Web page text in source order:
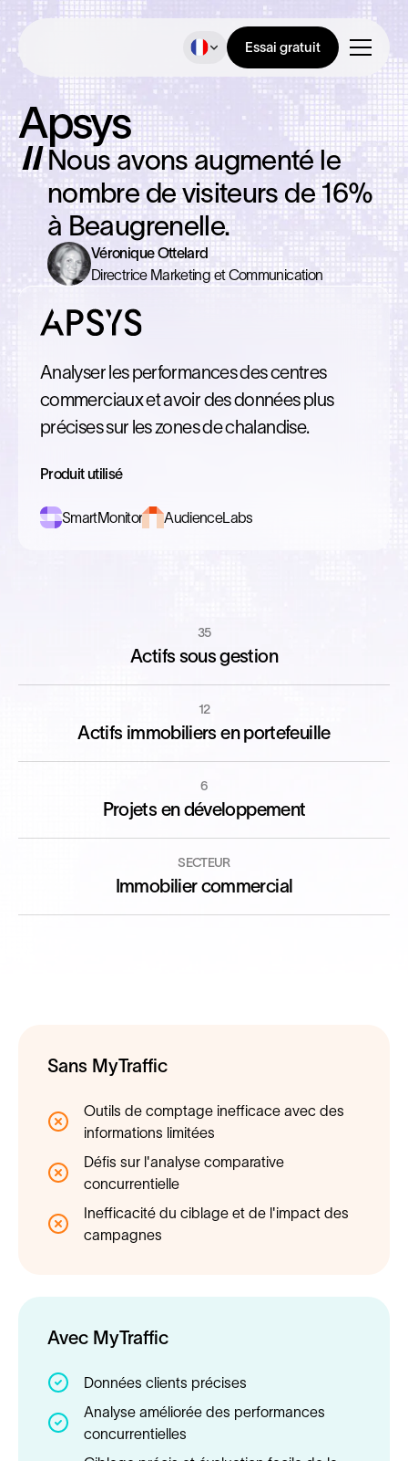
Essai gratuit
Apsys
Nous avons augmenté le
nombre de visiteurs de 16%
à Beaugrenelle.
Véronique Ottelard
Directrice Marketing et Communication
Analyser les performances des centres
commerciaux et avoir des données plus
précises sur les zones de chalandise.
Produit utilisé
SmartMonitor AudienceLabs
35
Actifs sous gestion
12
Actifs immobiliers en portefeuille
6
Projets en développement
SECTEUR
Immobilier commercial
Sans MyTraffic
Outils de comptage inefficace avec des
informations limitées
Défis sur l'analyse comparative
concurrentielle
Inefficacité du ciblage et de l'impact des
campagnes
Avec MyTraffic
Données clients précises
Analyse améliorée des performances
concurrentielles